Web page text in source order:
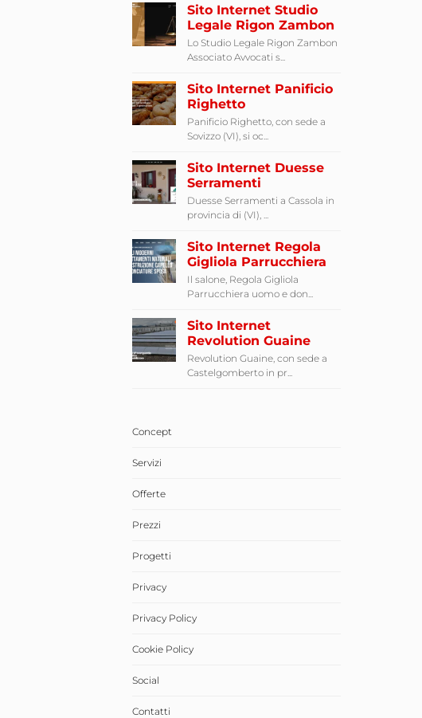
Sito Internet Studio
Legale Rigon Zambon
Lo Studio Legale Rigon Zambon
Associato Avvocati s...
Sito Internet Panificio
Righetto
Panificio Righetto, con sede a
Sovizzo (VI), si oc...
Sito Internet Duesse
Serramenti
Duesse Serramenti a Cassola in
provincia di (VI), ...
Sito Internet Regola
Gigliola Parrucchiera
Il salone, Regola Gigliola
Parrucchiera uomo e don...
Sito Internet
Revolution Guaine
Revolution Guaine, con sede a
Castelgomberto in pr...
Concept
Servizi
Offerte
Prezzi
Progetti
Privacy
Privacy Policy
Cookie Policy
Social
Contatti